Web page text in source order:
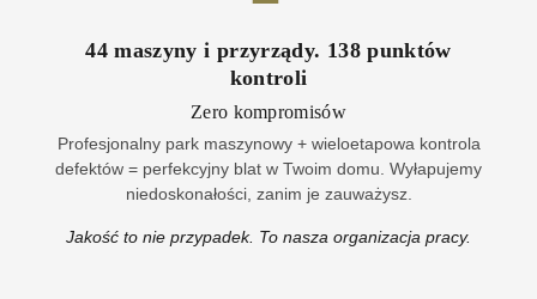
44 maszyny i przyrządy. 138punktów
kontroli
Zero kompromisów
Profesjonalny park maszynowy + wieloetapowa kontrola
defektów = perfekcyjny blat w Twoim domu. Wyłapujemy
niedoskonałości, zanim je zauważysz.
Jakość to nie przypadek. To nasza organizacja pracy.